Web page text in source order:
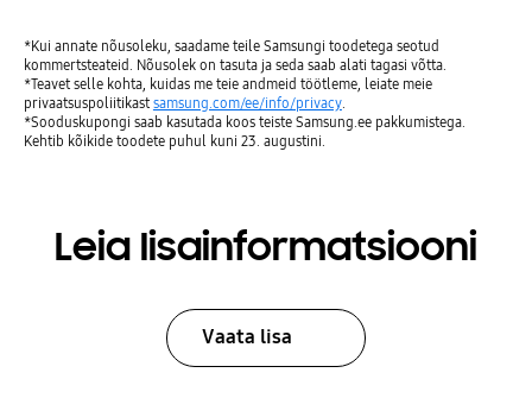
*Kui annate nõusoleku, saadame teile Samsungi toodetega seotud
kommertsteateid. Nõusolek on tasuta ja seda saab alati tagasi võtta.
*Teavet selle kohta, kuidas me teie andmeid töötleme, leiate meie
privaatsuspoliitikast samsung.com/ee/info/privacy.
*Sooduskupongi saab kasutada koos teiste Samsung.ee pakkumistega.
Kehtib kõikide toodete puhul kuni 23. augustini.
Leia lisainformatsiooni
Vaata lisa